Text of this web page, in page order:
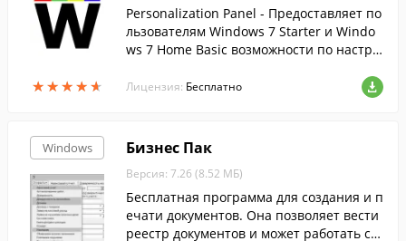
★★★★★
★★★★★
Personalization Panel - Предоставляет по
льзователям Windows 7 Starter и Windo
ws 7 Home Basic возможности по настро
мся в более старших редакциях.
Лицензия: Бесплатно
Windows Бизнес Пак
Версия: 7.26 (8.52 МБ)
Бесплатная программа для создания и п
ечати документов. Она позволяет вести
реестр документов и может работать с о